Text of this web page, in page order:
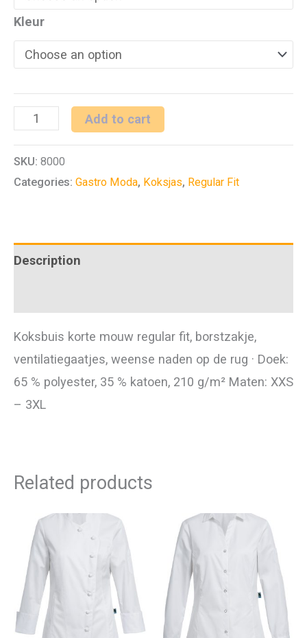
Kleur
Koksbuis
RF
Cuisine
Add to cart
SKU: 8000
Categories: Gastro Moda, Koksjas, Regular Fit
Description
Koksbuis korte mouw regular fit, borstzakje,
ventilatiegaatjes, weense naden op de rug · Doek:
65 % polyester, 35 % katoen, 210 g/m² Maten: XXS
– 3XL
Related products